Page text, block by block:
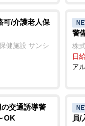
可/介護老人保
健施設 サンシ
警
株
日
ア
交通誘導警
OK
員/